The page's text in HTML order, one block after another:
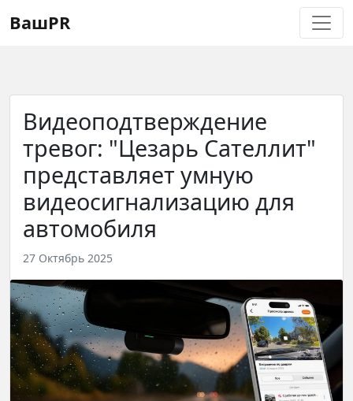
Регистрация
ВашPR
Видеоподтверждение
тревог: "Цезарь Сателлит"
представляет умную
видеосигнализацию для
автомобиля
27 Октябрь 2025